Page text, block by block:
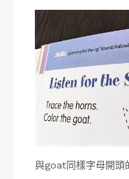
與goat同樣字母開頭